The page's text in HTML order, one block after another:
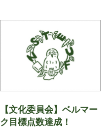
【文化委員会】ベルマー
ク目標点数達成！